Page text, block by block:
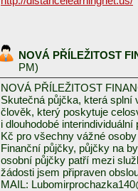
NOVÁ PŘÍLEŽITOST
PM)
NOVÁ PŘÍLEŽITOST
Skutečná půjčka, která
člověk, který poskytuje
i dlouhodobé
Kč pro všechny vážné
Finanční půjčky, půjčky na
osobní půjčky patří mezi
žádosti jsem připraven
MAIL: